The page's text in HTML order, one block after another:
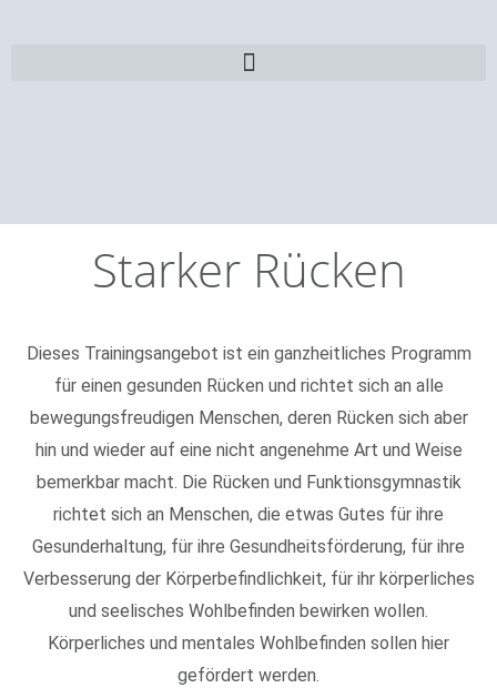
Starker Rücken
Dieses Trainingsangebot ist ein ganzheitliches Programm
für einen gesunden Rücken und richtet sich an alle
bewegungsfreudigen Menschen, deren Rücken sich aber
hin und wieder auf eine nicht angenehme Art und Weise
bemerkbar macht. Die Rücken und Funktionsgymnastik
richtet sich an Menschen, die etwas Gutes für ihre
Gesunderhaltung, für ihre Gesundheitsförderung, für ihre
Verbesserung der Körperbefindlichkeit, für ihr körperliches
und seelisches Wohlbefinden bewirken wollen.
Körperliches und mentales Wohlbefinden sollen hier
gefördert werden.